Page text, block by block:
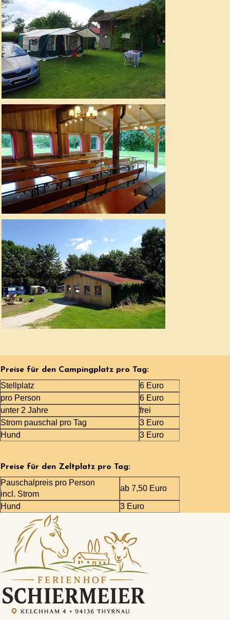
Preise für den Campingplatz pro Tag:
Stellplatz
6 Euro
pro Person
6 Euro
unter 2 Jahre
frei
Strom pauschal pro Tag
3 Euro
Hund
3 Euro
Preise für den Zeltplatz pro Tag:
Pauschalpreis pro Person
incl. Strom
ab 7,50 Euro
Hund 3 Euro